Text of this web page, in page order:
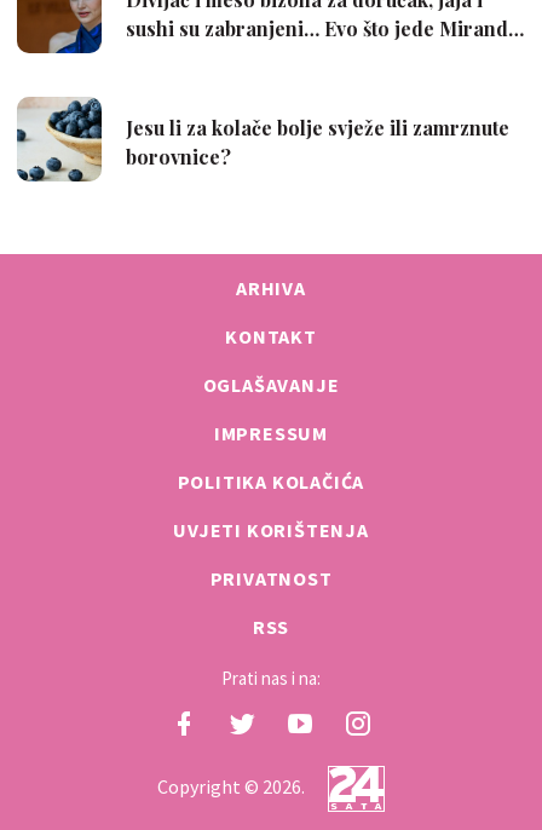
ARHIVA
KONTAKT
OGLAŠAVANJE
IMPRESSUM
POLITIKA KOLAČIĆA
UVJETI KORIŠTENJA
PRIVATNOST
RSS
Prati nas i na:
Copyright © 2026.